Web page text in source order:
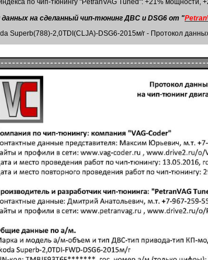
по чип-тюнингу "PetranVAG Tuned": +21% мощности,
на сделанный чип-тюнинг ДВС и DSG6 от "
Superb(788)-2,0TDI(CLJA)-DSG6-2015м/г - Протокол